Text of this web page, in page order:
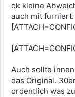
ok kleine
auch mit
Auch sollte
das Original.
ordentlich was